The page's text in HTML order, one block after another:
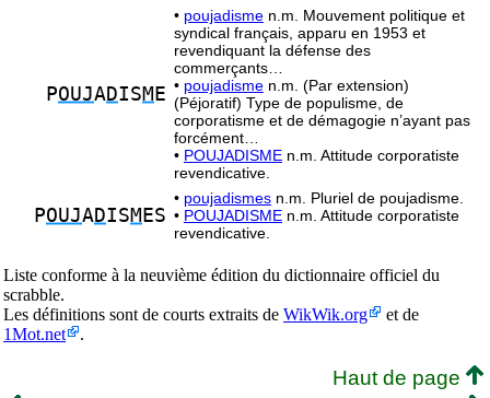
POUJADISM E
• poujadisme n.m. Mouvement politique et
syndical français, apparu en 1953 et
revendiquant la défense des
commerçants…
• poujadisme n.m. (Par extension)
(Péjoratif) Type de populisme, de
corporatisme et de démagogie n’ayant pas
forcément…
• POUJADISME n.m. Attitude corporatiste
revendicative.
POUJADISM ES
• poujadismes n.m. Pluriel de poujadisme.
• POUJADISME n.m. Attitude corporatiste
revendicative.
Liste conforme à la neuvième édition du dictionnaire officiel du
scrabble.
Les définitions sont de courts extraits de WikWik.org
et de
1Mot.net
.
Haut de page